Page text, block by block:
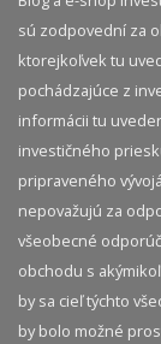
sú zodpovední za
ktorejkoľvek tu
pochádzajúce z
informácii tu
investičného
pripraveného
nepovažujú za
všeobecné
obchodu s
by sa cieľ týchto
by bolo možné